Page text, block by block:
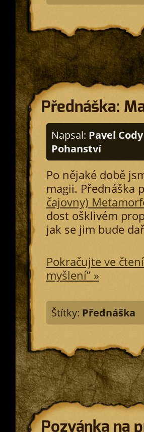
Přednáška:
Napsal: Pavel
Pohanství
Po nějaké době
magii. Přednáška
čajovny)
dost ošklivém
jak se jim bude
Pokračujte ve
myšlení” »
Štítky: Přednáška
Pozvánka na